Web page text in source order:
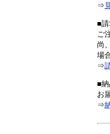
⇒
■請
ご
尚
場
⇒
■納
お
⇒